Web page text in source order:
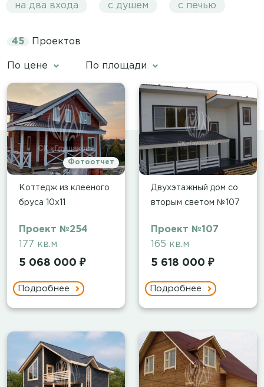
на два входа с душем с печью
45 Проектов
По цене По площади
Фотоотчет
Коттедж из клееного
бруса 10х11
Проект №254
177 кв.м
5 068 000 ₽
Подробнее
Двухэтажный дом со
вторым светом №107
Проект №107
165 кв.м
5 618 000 ₽
Подробнее